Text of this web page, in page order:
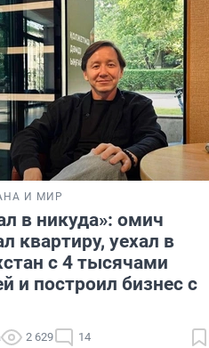
И МИР
в никуда»: омич
квартиру, уехал в
с 4 тысячами
и построил бизнес с
2 629 14